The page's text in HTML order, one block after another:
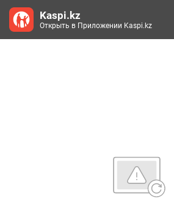
Kaspi.kz
Открыть в Приложении Kaspi.kz